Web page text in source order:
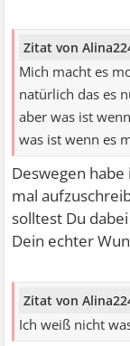
Zitat von
Mich macht es
natürlich das es
aber was ist
was ist wenn es
Deswegen
mal
solltest Du
Dein echter
Zitat von
Ich weiß nicht